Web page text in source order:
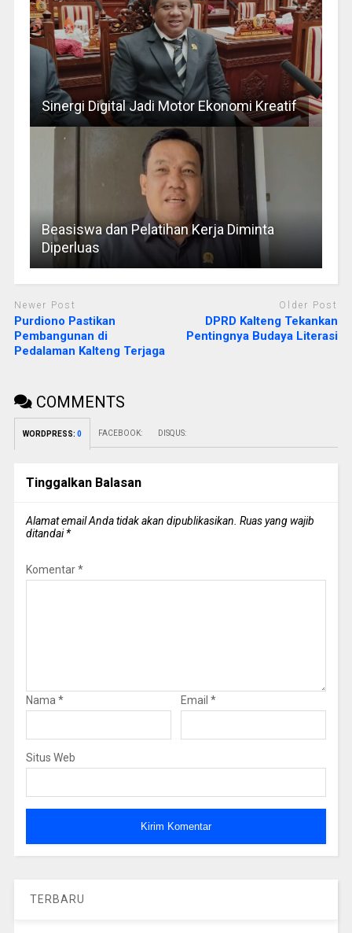
Sinergi Digital Jadi Motor Ekonomi Kreatif
Beasiswa dan Pelatihan Kerja Diminta
Diperluas
Newer Post
Purdiono Pastikan
Pembangunan di
Pedalaman Kalteng Terjaga
Older Post
DPRD Kalteng Tekankan
Pentingnya Budaya Literasi
COMMENTS
WORDPRESS: 0 FACEBOOK: DISQUS:
Tinggalkan Balasan
Alamat email Anda tidak akan dipublikasikan. Ruas yang wajib
ditandai*
Komentar*
Nama* Email *
Situs Web
TERBARU